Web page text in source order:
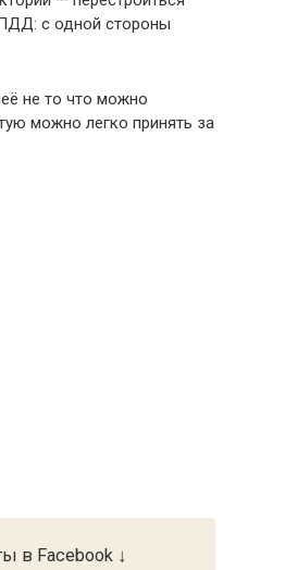
с одной стороны
не то что можно
можно легко принять за
в Facebook ↓